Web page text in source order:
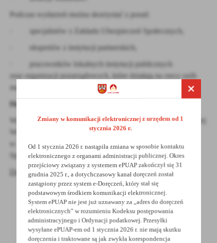
Podczas wydarzeń można skorzystać z porad:
· specjalistów z Zakładu Ubezpieczeń Społecznych,
· ekspertów z instytucji partnerskich,
· pracowników lokalnych instytucji publicznych
oraz organizacji pozarządowych, które działają na rzecz osób
starszych.
Harmonogram wydarzeń
Wydarzenia odbywają się przez cały październik na terenie całej
Wielkopolski. Wszystkie wydarzenia są otwarte, a udział
w nich jest całkowicie bezpłatny.
Sprawdź, co się będzie działo w Twojej okolicy!
Dni_Seniora_2025_Poznań
Zmiany w komunikacji elektronicznej z urzędem od 1
stycznia 2026 r.
Od 1 stycznia 2026 r. nastąpiła zmiana w sposobie kontaktu
elektronicznego z organami administracji publicznej. Okres
przejściowy związany z systemem ePUAP zakończył się 31
grudnia 2025 r., a dotychczasowy kanał doręczeń został
zastąpiony przez system e-Doręczeń, który stał się
podstawowym środkiem komunikacji elektronicznej.
System ePUAP nie jest już uznawany za „adres do doręczeń
elektronicznych” w rozumieniu Kodeksu postępowania
administracyjnego i Ordynacji podatkowej. Przesyłki
wysyłane ePUAP-em od 1 stycznia 2026 r. nie mają skutku
doręczenia i traktowane są jak zwykła korespondencja